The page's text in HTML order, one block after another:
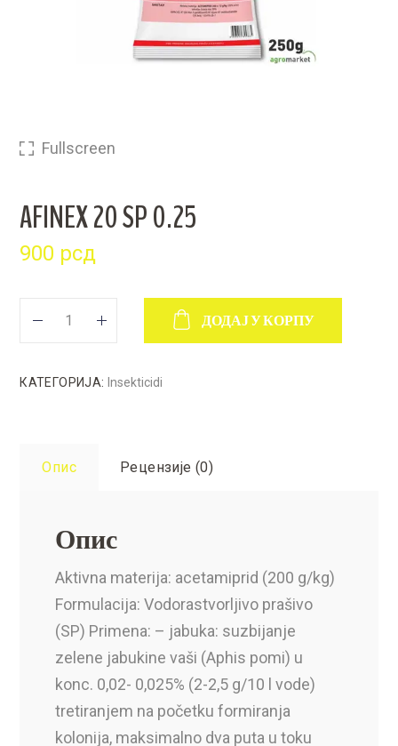
Fullscreen
AFINEX 20 SP 0.25
900 рсд
ДОДАЈ У КОРПУ
КАТЕГОРИЈА: Insekticidi
Опис Рецензије (0)
Опис
Aktivna materija: acetamiprid (200 g/kg)
Formulacija: Vodorastvorljivo prašivo
(SP) Primena: – jabuka: suzbijanje
zelene jabukine vaši (Aphis pomi) u
konc. 0,02- 0,025% (2-2,5 g/10 l vode)
tretiranjem na početku formiranja
kolonija, maksimalno dva puta u toku